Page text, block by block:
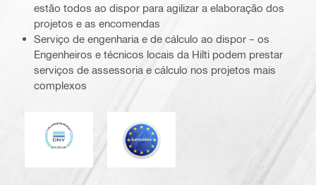
estão todos ao dispor para agilizar a elaboração dos
projetos e as encomendas
Serviço de engenharia e de cálculo ao dispor – os
Engenheiros e técnicos locais da Hilti podem prestar
serviços de assessoria e cálculo nos projetos mais
complexos
DNV Eurocódigo